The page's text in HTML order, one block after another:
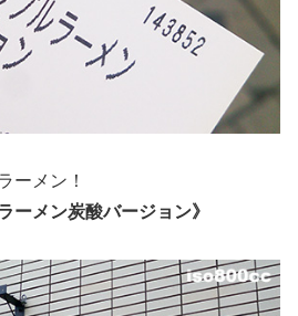
ーメン！
ーメン炭酸バージョン》